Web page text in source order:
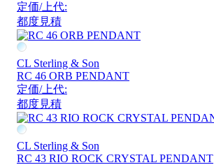
定価/上代:
都度見積
CL Sterling & Son
RC 46 ORB PENDANT
定価/上代:
都度見積
CL Sterling & Son
RC 43 RIO ROCK CRYSTAL PENDANT